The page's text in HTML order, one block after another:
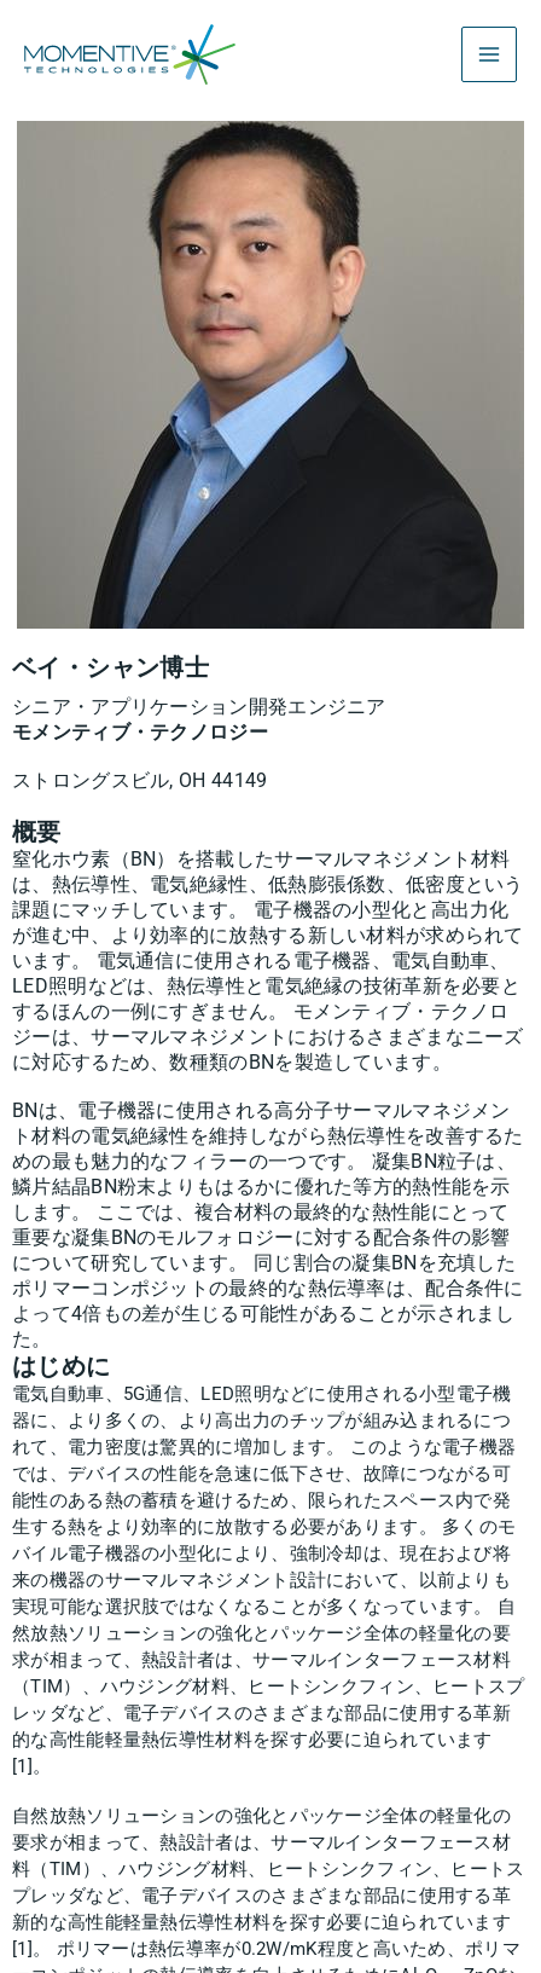
ス
ベイ・シャン博士
シニア・アプリケーション開発エンジニア
モメンティブ・テクノロジー
ストロングスビル, OH 44149
概要
窒化ホウ素（BN）を搭載したサーマルマネジメント材料
は、熱伝導性、電気絶縁性、低熱膨張係数、低密度という
課題にマッチしています。 電子機器の小型化と高出力化
が進む中、より効率的に放熱する新しい材料が求められて
います。 電気通信に使用される電子機器、電気自動車、
LED照明などは、熱伝導性と電気絶縁の技術革新を必要と
するほんの一例にすぎません。 モメンティブ・テクノロ
ジーは、サーマルマネジメントにおけるさまざまなニーズ
に対応するため、数種類のBNを製造しています。
BNは、電子機器に使用される高分子サーマルマネジメン
ト材料の電気絶縁性を維持しながら熱伝導性を改善するた
めの最も魅力的なフィラーの一つです。 凝集BN粒子は、
鱗片結晶BN粉末よりもはるかに優れた等方的熱性能を示
します。 ここでは、複合材料の最終的な熱性能にとって
重要な凝集BNのモルフォロジーに対する配合条件の影響
について研究しています。 同じ割合の凝集BNを充填した
ポリマーコンポジットの最終的な熱伝導率は、配合条件に
よって4倍もの差が生じる可能性があることが示されまし
た。
はじめに
電気自動車、5G通信、LED照明などに使用される小型電子機
器に、より多くの、より高出力のチップが組み込まれるにつ
れて、電力密度は驚異的に増加します。 このような電子機器
では、デバイスの性能を急速に低下させ、故障につながる可
能性のある熱の蓄積を避けるため、限られたスペース内で発
生する熱をより効率的に放散する必要があります。 多くのモ
バイル電子機器の小型化により、強制冷却は、現在および将
来の機器のサーマルマネジメント設計において、以前よりも
実現可能な選択肢ではなくなることが多くなっています。 自
然放熱ソリューションの強化とパッケージ全体の軽量化の要
求が相まって、熱設計者は、サーマルインターフェース材料
（TIM）、ハウジング材料、ヒートシンクフィン、ヒートスプ
レッダなど、電子デバイスのさまざまな部品に使用する革新
的な高性能軽量熱伝導性材料を探す必要に迫られています
[1]。
自然放熱ソリューションの強化とパッケージ全体の軽量化の
要求が相まって、熱設計者は、サーマルインターフェース材
料（TIM）、ハウジング材料、ヒートシンクフィン、ヒートス
プレッダなど、電子デバイスのさまざまな部品に使用する革
新的な高性能軽量熱伝導性材料を探す必要に迫られています
[1]。 ポリマーは熱伝導率が0.2W/mK程度と高いため、ポリマ